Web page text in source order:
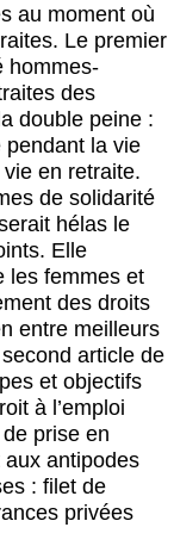
au moment où
Le premier
hommes-
des
double peine :
pendant la vie
en retraite.
de solidarité
hélas le
Elle
les femmes et
des droits
entre meilleurs
article de
et objectifs
à l’emploi
prise en
antipodes
: filet de
privées